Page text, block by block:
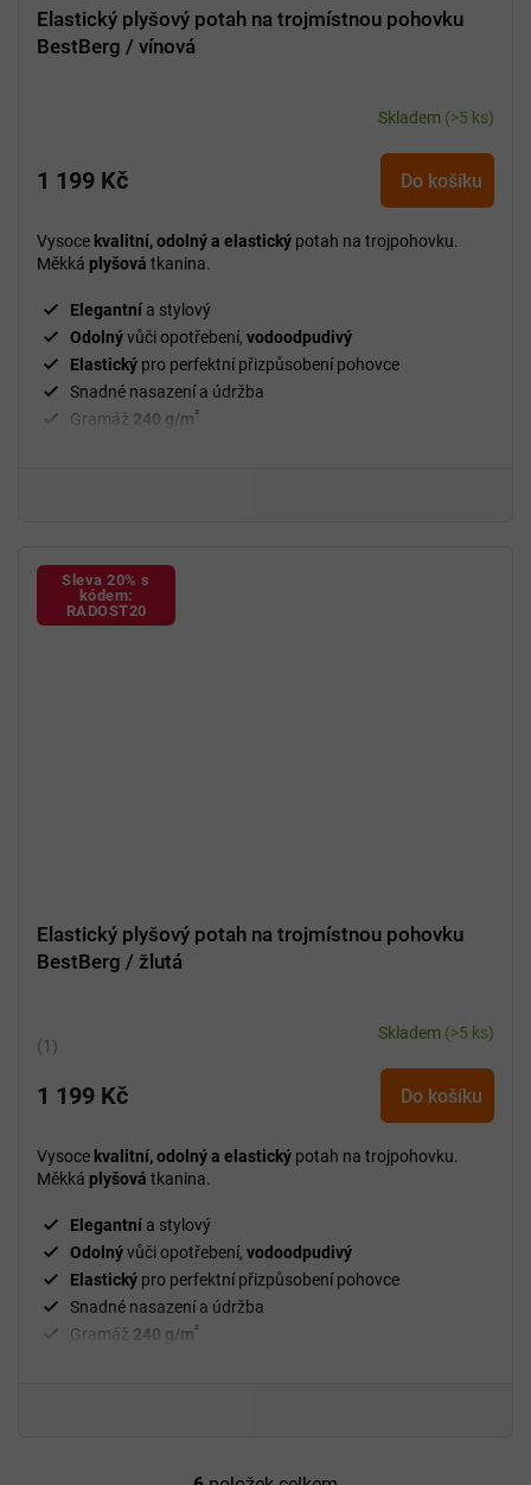
Elastický plyšový potah na trojmístnou pohovku
BestBerg / vínová
Skladem (>5 ks)
1 199 Kč Do košíku
Vysoce kvalitní, odolný a elastický potah na trojpohovku.
Měkká plyšová tkanina.
Elegantní a stylový
Odolnývůči opotřebení, vodoodpudivý
Elastický pro perfektní přizpůsobení pohovce
Snadné nasazení a údržba
Gramáž 240 g/m²
Sleva 20% s
kódem:
RADOST20
Elastický plyšový potah na trojmístnou pohovku
BestBerg / žlutá
Průměrné
produktu
5,0
z
hvězdiček.
Skladem (>5 ks)
1 199 Kč Do košíku
Vysoce kvalitní, odolný a elastický potah na trojpohovku.
Měkká plyšová tkanina.
Elegantní a stylový
Odolnývůči opotřebení, vodoodpudivý
Elastický pro perfektní přizpůsobení pohovce
Snadné nasazení a údržba
Gramáž 240 g/m²